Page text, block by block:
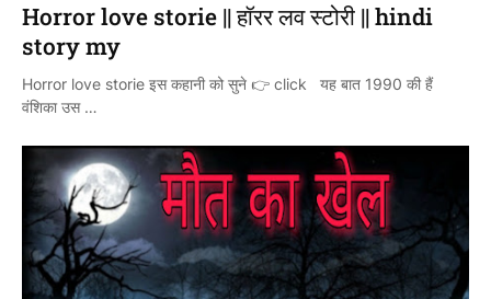
Horror love storie || हॉरर लव स्टोरी || hindi
story my
Horror love storie इस कहानी को सुने 👉 click यह बात 1990 की हैं
वंशिका उस …